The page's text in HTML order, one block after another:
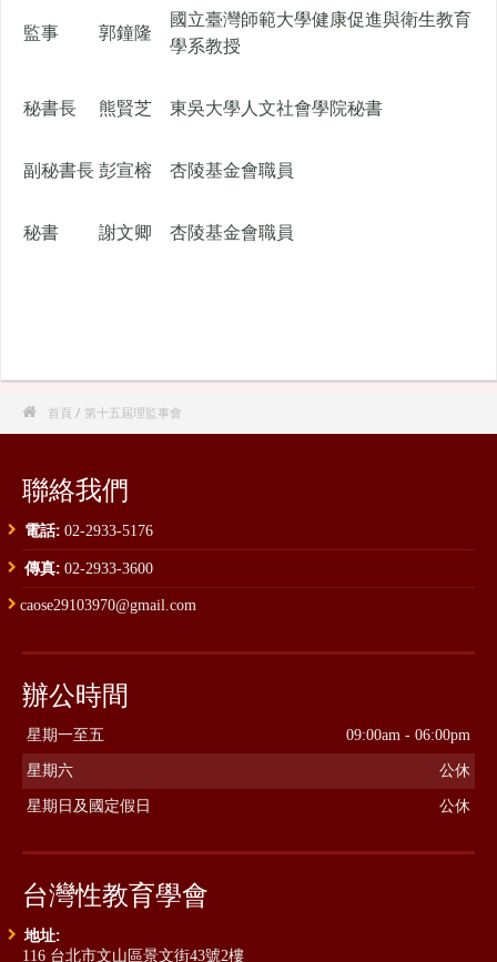
監事 郭鐘隆
國立臺灣師範大學健康促進與衛生教育
學系教授
秘書長 熊賢芝 東吳大學人文社會學院秘書
副秘書長 彭宣榕 杏陵基金會職員
秘書 謝文卿 杏陵基金會職員
 首頁 / 第十五屆理監事會
聯絡我們
電話: 02-2933-5176
傳真: 02-2933-3600
caose29103970@gmail.com
辦公時間
星期一至五 09:00am - 06:00pm
星期六 公休
星期日及國定假日 公休
台灣性教育學會
地址:
116 台北市文山區景文街43號2樓